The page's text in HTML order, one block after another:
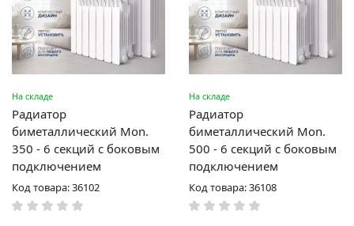
На складе
Радиатор
биметаллический Mon.
350 - 6 секций c боковым
подключением
Код товара: 36102
На складе
Радиатор
биметаллический Mon.
500 - 6 секций c боковым
подключением
Код товара: 36108